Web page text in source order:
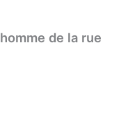
de la rue